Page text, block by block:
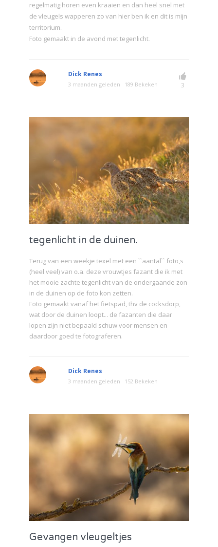
regelmatig horen even kraaien en dan heel snel met
de vleugels wapperen zo van hier ben ik en dit is mijn
territorium.
Foto gemaakt in de avond met tegenlicht.
Dick Renes
3 maanden geleden 189 Bekeken 3
tegenlicht in de duinen.
Terug van een weekje texel met een ``aantal`` foto,s
(heel veel) van o.a. deze vrouwtjes fazant die ik met
het mooie zachte tegenlicht van de ondergaande zon
in de duinen op de foto kon zetten.
Foto gemaakt vanaf het fietspad, thv de cocksdorp,
wat door de duinen loopt... de fazanten die daar
lopen zijn niet bepaald schuw voor mensen en
daardoor goed te fotograferen.
Dick Renes
3 maanden geleden 152 Bekeken
Gevangen vleugeltjes